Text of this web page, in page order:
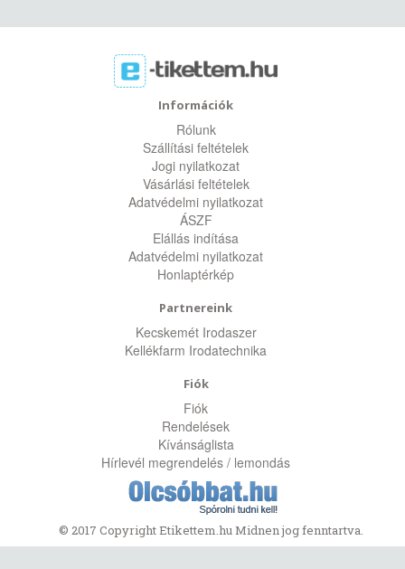
Információk
Rólunk
Szállítási feltételek
Jogi nyilatkozat
Vásárlási feltételek
Adatvédelmi nyilatkozat
ÁSZF
Elállás indítása
Adatvédelmi nyilatkozat
Honlaptérkép
Partnereink
Kecskemét Irodaszer
Kellékfarm Irodatechnika
Fiók
Fiók
Rendelések
Kívánságlista
Hírlevél megrendelés / lemondás
© 2017 Copyright Etikettem.hu Midnen jog fenntartva.